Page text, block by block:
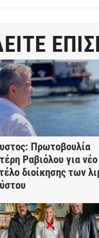
Πρωτοβουλία
Ραβιόλου για νέο
διοίκησης των